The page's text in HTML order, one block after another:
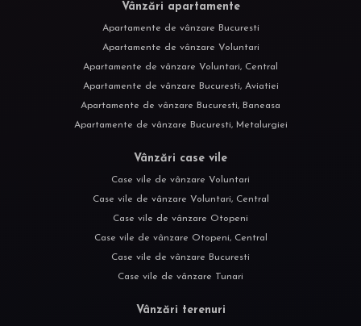
Vânzări apartamente
Apartamente de vânzare Bucuresti
Apartamente de vânzare Voluntari
Apartamente de vânzare Voluntari, Central
Apartamente de vânzare Bucuresti, Aviatiei
Apartamente de vânzare Bucuresti, Baneasa
Apartamente de vânzare Bucuresti, Metalurgiei
Vânzări case vile
Case vile de vânzare Voluntari
Case vile de vânzare Voluntari, Central
Case vile de vânzare Otopeni
Case vile de vânzare Otopeni, Central
Case vile de vânzare Bucuresti
Case vile de vânzare Tunari
Vânzări terenuri